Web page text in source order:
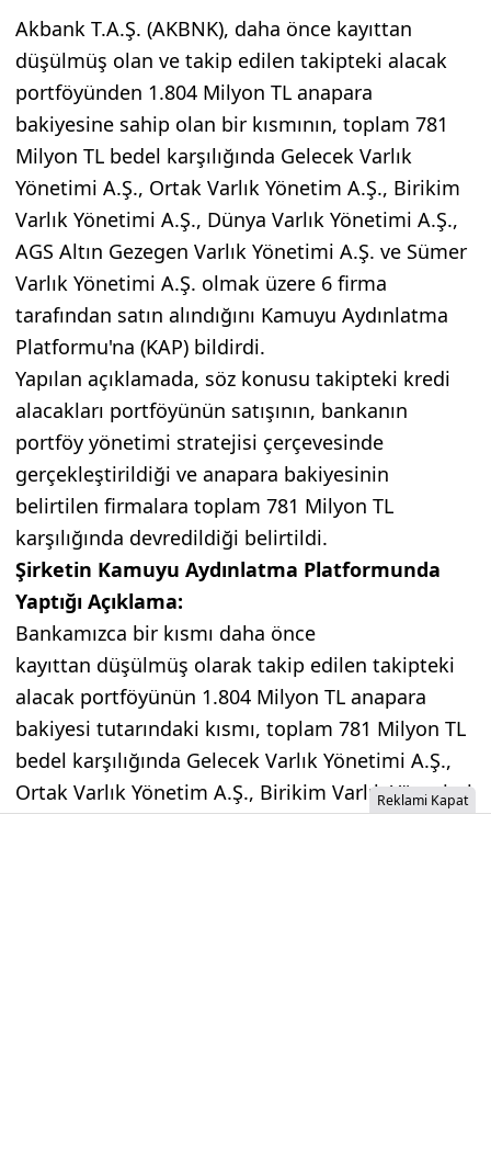
Akbank T.A.Ş. (AKBNK), daha önce kayıttan
düşülmüş olan ve takip edilen takipteki alacak
portföyünden 1.804 Milyon TL anapara
bakiyesine sahip olan bir kısmının, toplam 781
Milyon TL bedel karşılığında Gelecek Varlık
Yönetimi A.Ş., Ortak Varlık Yönetim A.Ş., Birikim
Varlık Yönetimi A.Ş., Dünya Varlık Yönetimi A.Ş.,
AGS Altın Gezegen Varlık Yönetimi A.Ş. ve Sümer
Varlık Yönetimi A.Ş. olmak üzere 6 firma
tarafından satın alındığını Kamuyu Aydınlatma
Platformu'na (KAP) bildirdi.
Yapılan açıklamada, söz konusu takipteki kredi
alacakları portföyünün satışının, bankanın
portföy yönetimi stratejisi çerçevesinde
gerçekleştirildiği ve anapara bakiyesinin
belirtilen firmalara toplam 781 Milyon TL
karşılığında devredildiği belirtildi.
Şirketin Kamuyu Aydınlatma Platformunda
Yaptığı Açıklama:
Bankamızca bir kısmı daha önce
kayıttan düşülmüş olarak takip edilen takipteki
alacak portföyünün 1.804 Milyon TL anapara
bakiyesi tutarındaki kısmı, toplam 781 Milyon TL
bedel karşılığında Gelecek Varlık Yönetimi A.Ş.,
Ortak Varlık Yönetim A.Ş., Birikim Varlık Yönetimi
Reklami Kapat